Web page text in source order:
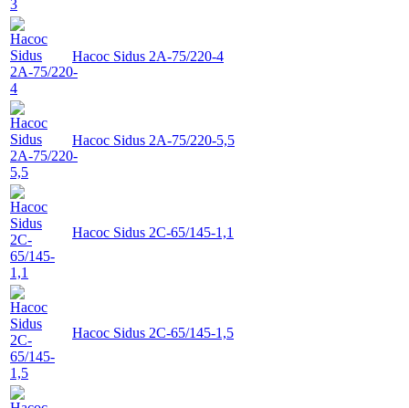
Насос Sidus 2А-75/220-4
Насос Sidus 2А-75/220-5,5
Насос Sidus 2C-65/145-1,1
Насос Sidus 2C-65/145-1,5